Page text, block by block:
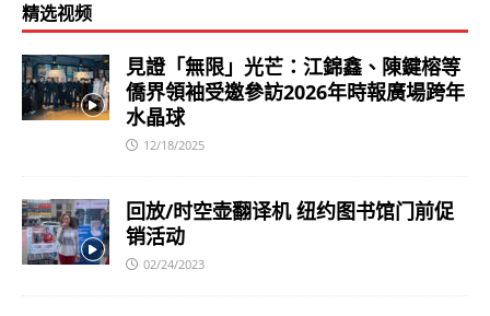
精选视频
見證「無限」光芒：江錦鑫、陳鍵榕等
僑界領袖受邀參訪2026年時報廣場跨年
水晶球
12/18/2025
回放/时空壶翻译机 纽约图书馆门前促
销活动
02/24/2023